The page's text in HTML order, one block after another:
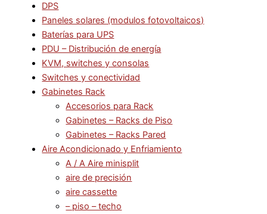
DPS
Paneles solares (modulos fotovoltaicos)
Baterías para UPS
PDU – Distribución de energía
KVM, switches y consolas
Switches y conectividad
Gabinetes Rack
Accesorios para Rack
Gabinetes – Racks de Piso
Gabinetes – Racks Pared
Aire Acondicionado y Enfriamiento
A / A Aire minisplit
aire de precisión
aire cassette
– piso – techo